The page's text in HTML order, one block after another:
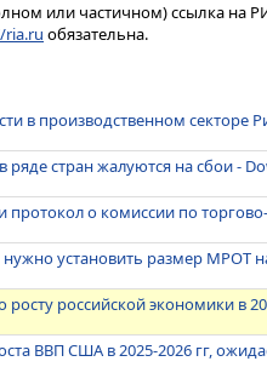
или частичном) ссылка на
обязательна.
в производственном секторе
ряде стран жалуются на сбои -
протокол о комиссии по
установить размер МРОТ
российской экономики в
ВВП США в 2025-2026 гг,